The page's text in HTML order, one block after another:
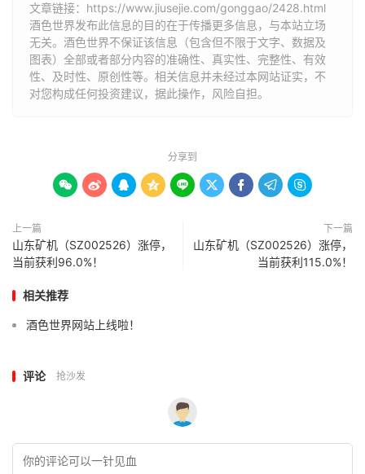
文章链接： https://www.jiusejie.com/gonggao/2428.html
酒色世界发布此信息的目的在于传播更多信息，与本站立场
无关。酒色世界不保证该信息（包含但不限于文字、数据及
图表）全部或者部分内容的准确性、真实性、完整性、有效
性、及时性、原创性等。相关信息并未经过本网站证实，不
对您构成任何投资建议，据此操作，风险自担。
分享到
        
上一篇
山东矿机（SZ002526）涨停，
当前获利96.0%！
下一篇
山东矿机（SZ002526）涨停，
当前获利115.0%！
相关推荐
酒色世界网站上线啦！
评论 抢沙发